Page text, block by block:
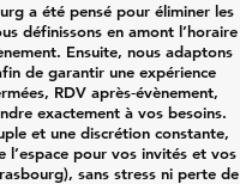
a été pensé pour éliminer les
définissons en amont l’horaire
Ensuite, nous adaptons
de garantir une expérience
RDV après‑évènement,
exactement à vos besoins.
et une discrétion constante,
l’espace pour vos invités et vos
sans stress ni perte de